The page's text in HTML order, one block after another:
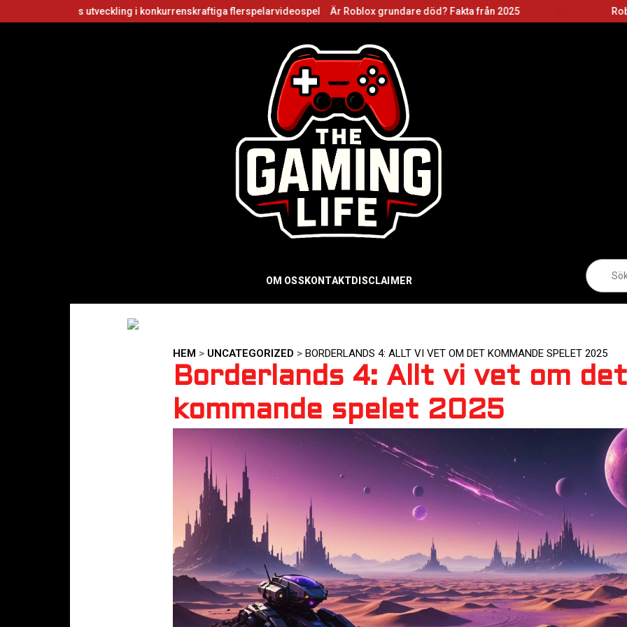
utveckling i konkurrenskraftiga flerspelarvideospel Är Roblox grundare död? Fakta från 2025 Roblox
OM OSS KONTAKTDISCLAIMER
HEM > UNCATEGORIZED > BORDERLANDS 4: ALLT VI VET OM DET KOMMANDE SPELET 2025
Borderlands 4: Allt vi vet om det
kommande spelet 2025